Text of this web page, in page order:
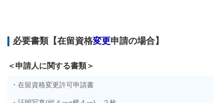
必要書類【在留資格変更申請の場合】
＜申請人に関する書類＞
・在留資格変更許可申請書